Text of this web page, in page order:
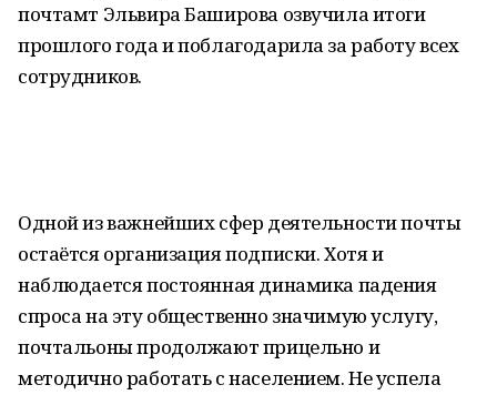
почтамт Эльвира Баширова озвучила итоги
прошлого года и поблагодарила за работу всех
сотрудников.
Одной из важнейших сфер деятельности почты
остаётся организация подписки. Хотя и
наблюдается постоянная динамика падения
спроса на эту общественно значимую услугу,
почтальоны продолжают прицельно и
методично работать с населением. Не успела